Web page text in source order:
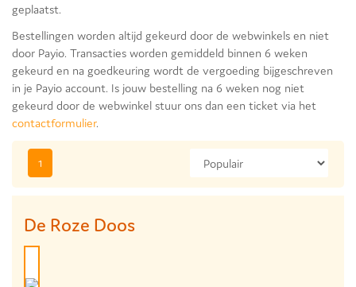
geplaatst.
Bestellingen worden altijd gekeurd door de webwinkels en niet
door Payio. Transacties worden gemiddeld binnen 6 weken
gekeurd en na goedkeuring wordt de vergoeding bijgeschreven
in je Payio account. Is jouw bestelling na 6 weken nog niet
gekeurd door de webwinkel stuur ons dan een ticket via het
contactformulier.
1
De Roze Doos